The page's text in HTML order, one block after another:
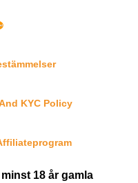
KYC Policy
18 år gamla